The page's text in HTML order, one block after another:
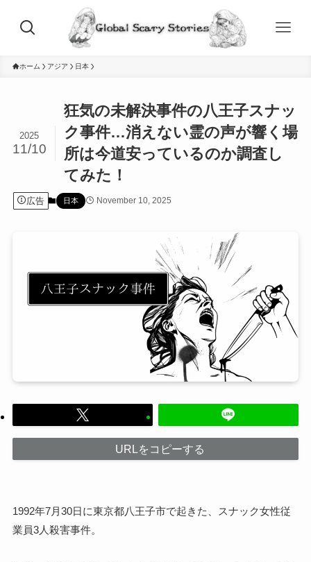
ホーム アジア 日本
狂気の未解決事件の八王子スナッ
ク事件…消えない霊の声が響く場
所は今道安っているのか調査し
てみた！
2025
11/10
広告 日本 November 10, 2025
URLをコピーする
1992年7月30日に東京都八王子市で起きた、スナック女性従
業員3人殺害事件。